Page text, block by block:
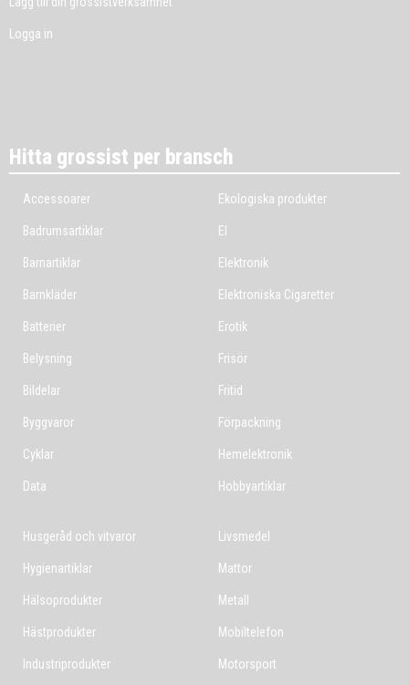
Logga in
Hitta grossist per bransch
Accessoarer
Badrumsartiklar
Barnartiklar
Barnkläder
Batterier
Belysning
Bildelar
Byggvaror
Cyklar
Data
Ekologiska produkter
El
Elektronik
Elektroniska Cigaretter
Erotik
Frisör
Fritid
Förpackning
Hemelektronik
Hobbyartiklar
Husgeråd och vitvaror
Hygienartiklar
Hälsoprodukter
Hästprodukter
Industriprodukter
Livsmedel
Mattor
Metall
Mobiltelefon
Motorsport